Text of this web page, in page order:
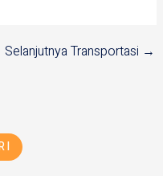
Selanjutnya Transportasi →